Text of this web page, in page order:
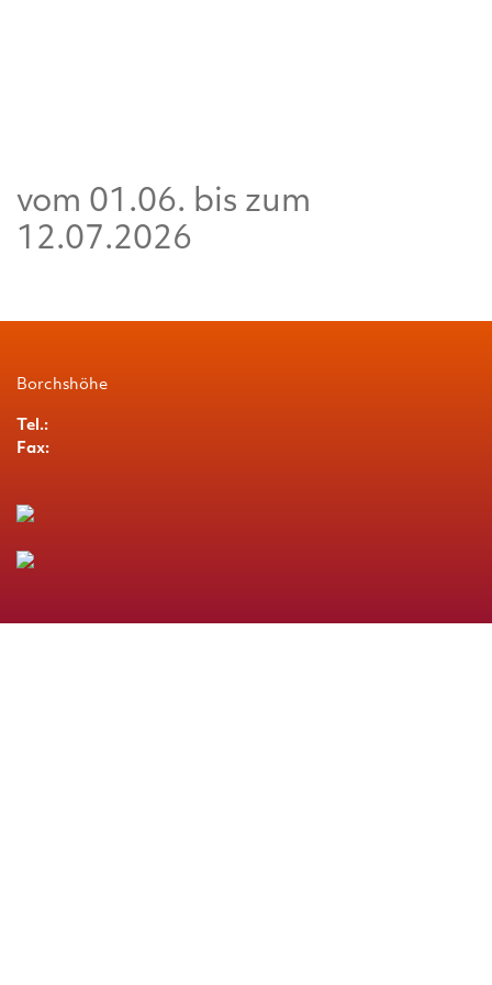
vom 01.06. bis zum
12.07.2026
Borchshöhe
Tel.:
Fax: